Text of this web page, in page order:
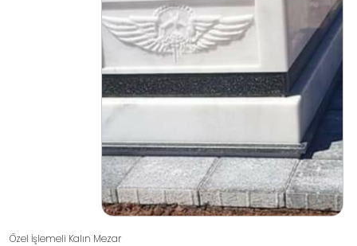
Özel İşlemeli Kalın Mezar